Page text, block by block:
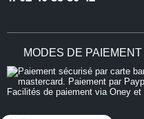
MODES DE PAIEMENT